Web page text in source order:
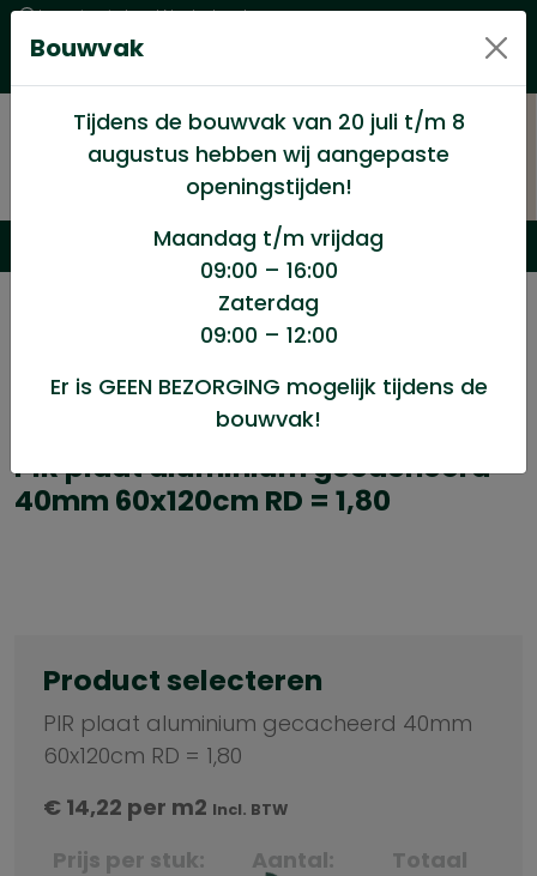
Levering in heel Nederland
Goede kwaliteitsproducten met een eerlijke prijs
Isolatiematerialen /
PIR plaat aluminium gecacheerd 40mm 60x120cm RD =
PIR plaat aluminium gecacheerd
40mm 60x120cm RD = 1,80
Product selecteren
PIR plaat aluminium gecacheerd 40mm
60x120cm RD = 1,80
€ 14,22 per m2 Incl. BTW
Prijs per stuk: Aantal:
Totaal
Bouwvak
Tijdens de bouwvak van 20 juli t/m 8
augustus hebben wij aangepaste
openingstijden!
Maandag t/m vrijdag
09:00 – 16:00
Zaterdag
09:00 – 12:00
Er is GEEN BEZORGING mogelijk tijdens de
bouwvak!